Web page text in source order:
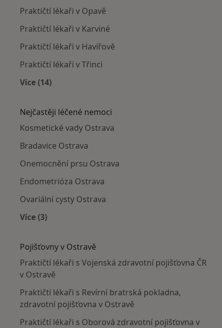
Praktičtí lékaři v Opavě
Praktičtí lékaři v Karviné
Praktičtí lékaři v Havířově
Praktičtí lékaři v Třinci
Více (14)
Nejčastěji léčené nemoci
Kosmetické vady Ostrava
Bradavice Ostrava
Onemocnění prsu Ostrava
Endometrióza Ostrava
Ovariální cysty Ostrava
Více (3)
Pojišťovny v Ostravě
Praktičtí lékaři s Vojenská zdravotní pojišťovna ČR
v Ostravě
Praktičtí lékaři s Revírní bratrská pokladna,
zdravotní pojišťovna v Ostravě
Praktičtí lékaři s Oborová zdravotní pojišťovna v